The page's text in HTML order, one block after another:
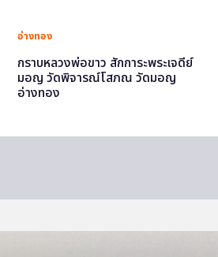
อ่างทอง
กราบหลวงพ่อขาว สักการะพระเจดีย์
มอญ วัดพิจารณ์โสภณ วัดมอญ
อ่างทอง